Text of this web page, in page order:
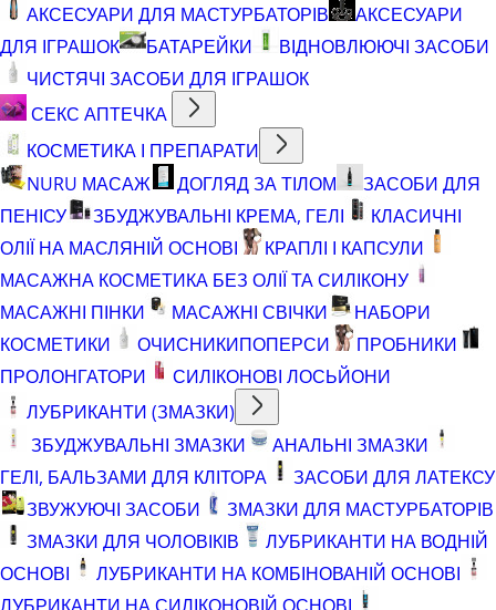
АКСЕСУАРИ ДЛЯ МАСТУРБАТОРІВ
АКСЕСУАРИ
ДЛЯ ІГРАШОК
БАТАРЕЙКИ
ВІДНОВЛЮЮЧІ ЗАСОБИ
ЧИСТЯЧІ ЗАСОБИ ДЛЯ ІГРАШОК
СЕКС АПТЕЧКА
КОСМЕТИКА І ПРЕПАРАТИ
NURU МАСАЖ
ДОГЛЯД ЗА ТІЛОМ
ЗАСОБИ ДЛЯ
ПЕНІСУ
ЗБУДЖУВАЛЬНІ КРЕМА, ГЕЛІ
КЛАСИЧНІ
ОЛІЇ НА МАСЛЯНІЙ ОСНОВІ
КРАПЛІ І КАПСУЛИ
МАСАЖНА КОСМЕТИКА БЕЗ ОЛІЇ ТА СИЛІКОНУ
МАСАЖНІ ПІНКИ
МАСАЖНІ СВІЧКИ
НАБОРИ
КОСМЕТИКИ
ОЧИСНИКИПОПЕРСИ
ПРОБНИКИ
ПРОЛОНГАТОРИ
СИЛІКОНОВІ ЛОСЬЙОНИ
ЛУБРИКАНТИ (ЗМАЗКИ)
ЗБУДЖУВАЛЬНІ ЗМАЗКИ
АНАЛЬНІ ЗМАЗКИ
ГЕЛІ, БАЛЬЗАМИ ДЛЯ КЛІТОРА
ЗАСОБИ ДЛЯ ЛАТЕКСУ
ЗВУЖУЮЧІ ЗАСОБИ
ЗМАЗКИ ДЛЯ МАСТУРБАТОРІВ
ЗМАЗКИ ДЛЯ ЧОЛОВІКІВ
ЛУБРИКАНТИ НА ВОДНІЙ
ОСНОВІ
ЛУБРИКАНТИ НА КОМБІНОВАНІЙ ОСНОВІ